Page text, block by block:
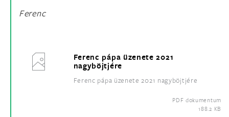
Ferenc
Ferenc pápa üzenete 2021
nagyböjtjére
Ferenc pápa üzenete 2021 nagyböjtjére
PDF dokumentum
188.2 KB